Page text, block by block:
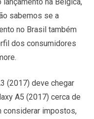
sabemos se a
no Brasil também
dos consumidores
(2017) deve chegar
A5 (2017) cerca de
considerar impostos,